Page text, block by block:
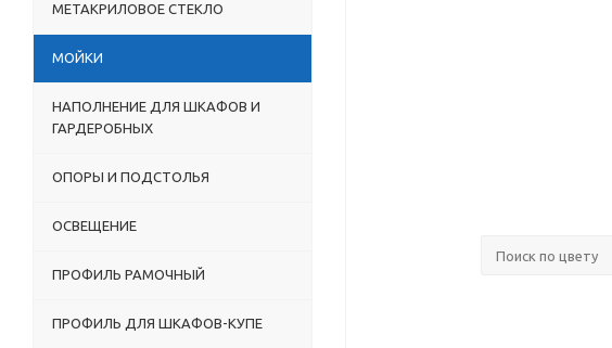
МЕТАКРИЛОВОЕ СТЕКЛО
МОЙКИ
НАПОЛНЕНИЕ ДЛЯ ШКАФОВ И
ГАРДЕРОБНЫХ
ОПОРЫ И ПОДСТОЛЬЯ
ОСВЕЩЕНИЕ
ПРОФИЛЬ РАМОЧНЫЙ
ПРОФИЛЬ ДЛЯ ШКАФОВ-КУПЕ